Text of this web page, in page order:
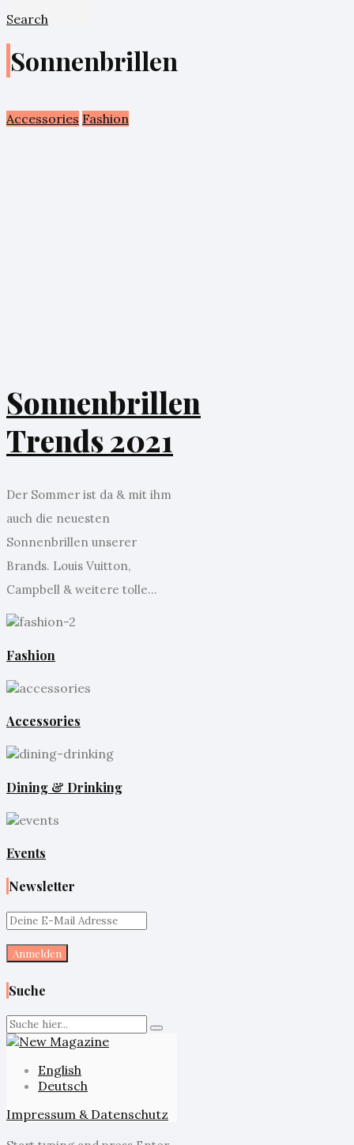
Search
Sonnenbrillen
Accessories Fashion
Sonnenbrillen
Trends 2021
Der Sommer ist da & mit ihm
auch die neuesten
Sonnenbrillen unserer
Brands. Louis Vuitton,
Campbell & weitere tolle...
Fashion
Accessories
Dining & Drinking
Events
Newsletter
Suche
English
Deutsch
Impressum & Datenschutz